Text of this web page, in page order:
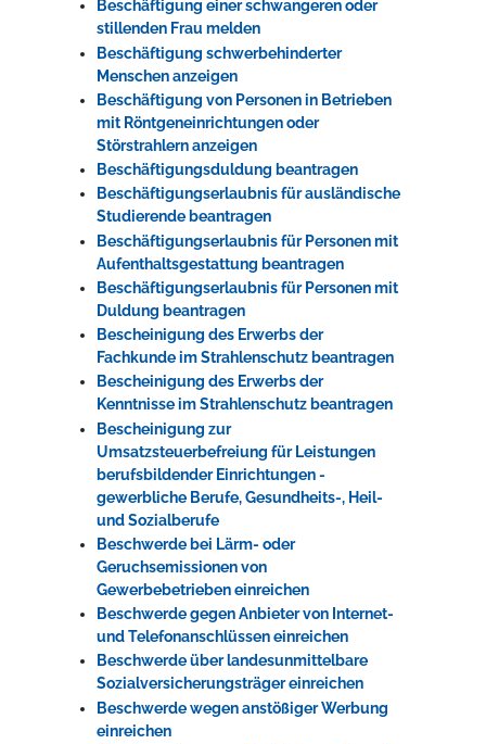
Beschäftigung einer schwangeren oder
stillenden Frau melden
Beschäftigung schwerbehinderter
Menschen anzeigen
Beschäftigung von Personen in Betrieben
mit Röntgeneinrichtungen oder
Störstrahlern anzeigen
Beschäftigungsduldung beantragen
Beschäftigungserlaubnis für ausländische
Studierende beantragen
Beschäftigungserlaubnis für Personen mit
Aufenthaltsgestattung beantragen
Beschäftigungserlaubnis für Personen mit
Duldung beantragen
Bescheinigung des Erwerbs der
Fachkunde im Strahlenschutz beantragen
Bescheinigung des Erwerbs der
Kenntnisse im Strahlenschutz beantragen
Bescheinigung zur
Umsatzsteuerbefreiung für Leistungen
berufsbildender Einrichtungen -
gewerbliche Berufe, Gesundheits-, Heil-
und Sozialberufe
Beschwerde bei Lärm- oder
Geruchsemissionen von
Gewerbebetrieben einreichen
Beschwerde gegen Anbieter von Internet-
und Telefonanschlüssen einreichen
Beschwerde über landesunmittelbare
Sozialversicherungsträger einreichen
Beschwerde wegen anstößiger Werbung
einreichen